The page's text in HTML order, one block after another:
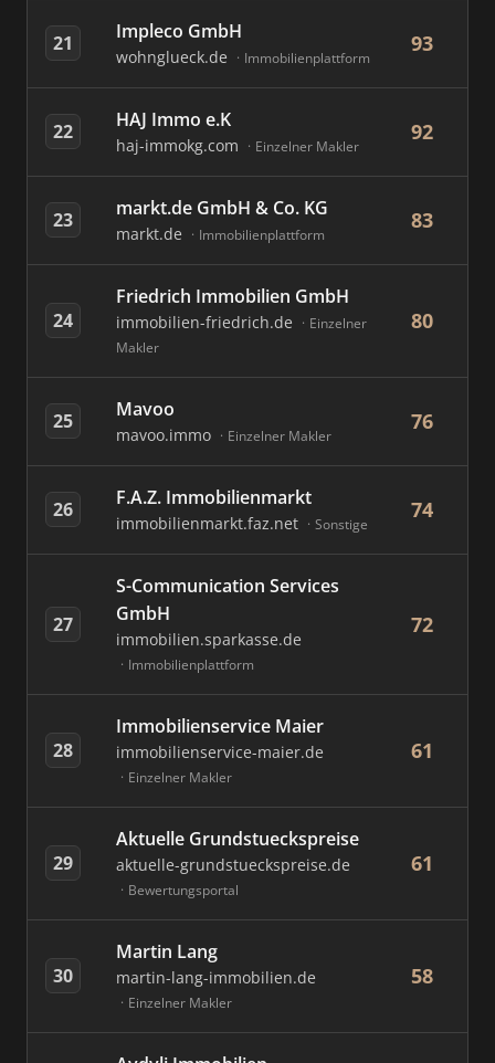
21 Impleco GmbH
wohnglueck.de Immobilienplattform
93
22 HAJ Immo e.K
haj-immokg.com Einzelner Makler
92
23 markt.de GmbH & Co. KG
markt.de Immobilienplattform
83
24
Friedrich Immobilien GmbH
immobilien-friedrich.de
Einzelner
Makler
80
25 Mavoo
mavoo.immo Einzelner Makler
76
26 F.A.Z. Immobilienmarkt
immobilienmarkt.faz.net Sonstige
74
27
S-Communication Services
GmbH
immobilien.sparkasse.de
Immobilienplattform
72
28
Immobilienservice Maier
immobilienservice-maier.de
Einzelner Makler
61
29
Aktuelle Grundstueckspreise
aktuelle-grundstueckspreise.de
Bewertungsportal
61
30
Martin Lang
martin-lang-immobilien.de
Einzelner Makler
58